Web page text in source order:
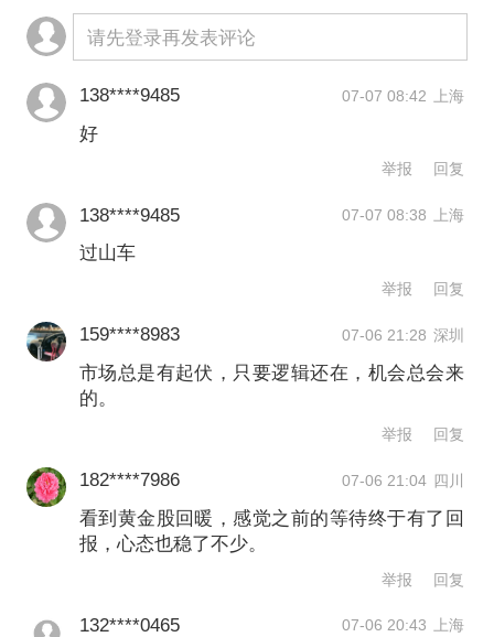
金同期下跌15.04%，最大回撤达
45.77%。
到了7月，行情有所反转，截至7月6日，
10只黄金股9只月内翻红，且反弹力度与
前期跌幅呈现明显的正相关性，上半年
回撤最深的山东黄金、山金国际、招金
黄金等，在7月反弹中均位居前列。
其中，赤峰黄金以20.06%的周涨幅领
跑，山金国际上涨18.88%，两家公司先
后发布股票交易异常波动公告，提示累
计涨幅偏离值超20%；此外，还有西部
黄金、中金黄金、招金黄金、山东黄
金、晓程科技（300139.SZ）等5只个股
请先登录再发表评论
138****9485 07-07 08:42 上海
好
举报 回复
138****9485 07-07 08:38 上海
过山车
举报 回复
159****8983 07-06 21:28 深圳
市场总是有起伏，只要逻辑还在，机会总会来
的。
举报 回复
182****7986 07-06 21:04 四川
看到黄金股回暖，感觉之前的等待终于有了回
报，心态也稳了不少。
举报 回复
132****0465 07-06 20:43 上海